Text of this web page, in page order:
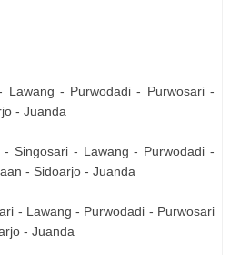
Lawang - Purwodadi - Purwosari -
- Juanda
Singosari - Lawang - Purwodadi -
- Sidoarjo - Juanda
- Lawang - Purwodadi - Purwosari
- Juanda